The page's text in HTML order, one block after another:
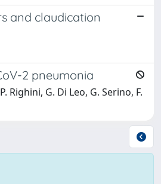
and claudication
2 pneumonia
Righini, G. Di Leo, G. Serino, F.